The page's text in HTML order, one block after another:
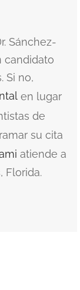
Sánchez-
candidato
Si no,
en lugar
de
su cita
atiende a
Florida.